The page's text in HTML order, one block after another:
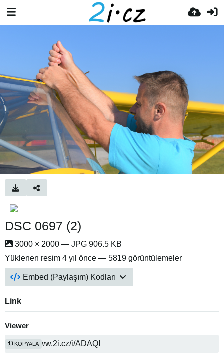
DSC 0697 (2)
3000 × 2000 — JPG 906.5 KB
Yüklenen resim 4 yıl önce — 5819 görüntülemeler
Embed (Paylaşım) Kodları
Link
Viewer
KOPYALA